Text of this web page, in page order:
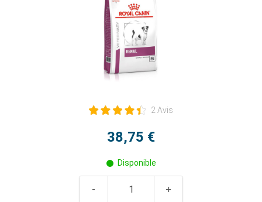
2 Avis
38,75 €
Disponible